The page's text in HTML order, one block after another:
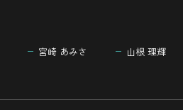
宮崎 あみさ 山根 理輝